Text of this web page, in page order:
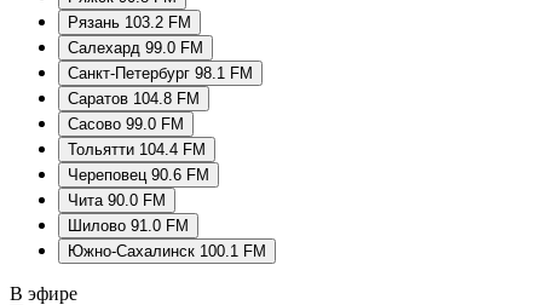
Рязань 103.2 FM
Салехард 99.0 FM
Санкт-Петербург 98.1 FM
Саратов 104.8 FM
Сасово 99.0 FM
Тольятти 104.4 FM
Череповец 90.6 FM
Чита 90.0 FM
Шилово 91.0 FM
Южно-Сахалинск 100.1 FM
В эфире